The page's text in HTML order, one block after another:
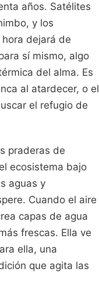
años. Satélites
y los
dejará de
sí mismo, algo
del alma. Es
al atardecer, o el
el refugio de
praderas de
ecosistema bajo
aguas y
Cuando el aire
capas de agua
frescas. Ella ve
ella, una
que agita las